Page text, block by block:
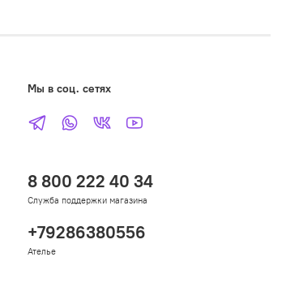
Мы в соц. сетях
8 800 222 40 34
Служба поддержки магазина
+79286380556
Ателье